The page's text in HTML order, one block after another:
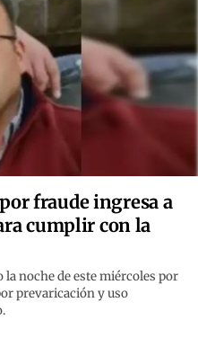
fraude ingresa a
cumplir con la
la noche de este miércoles por
prevaricación y uso